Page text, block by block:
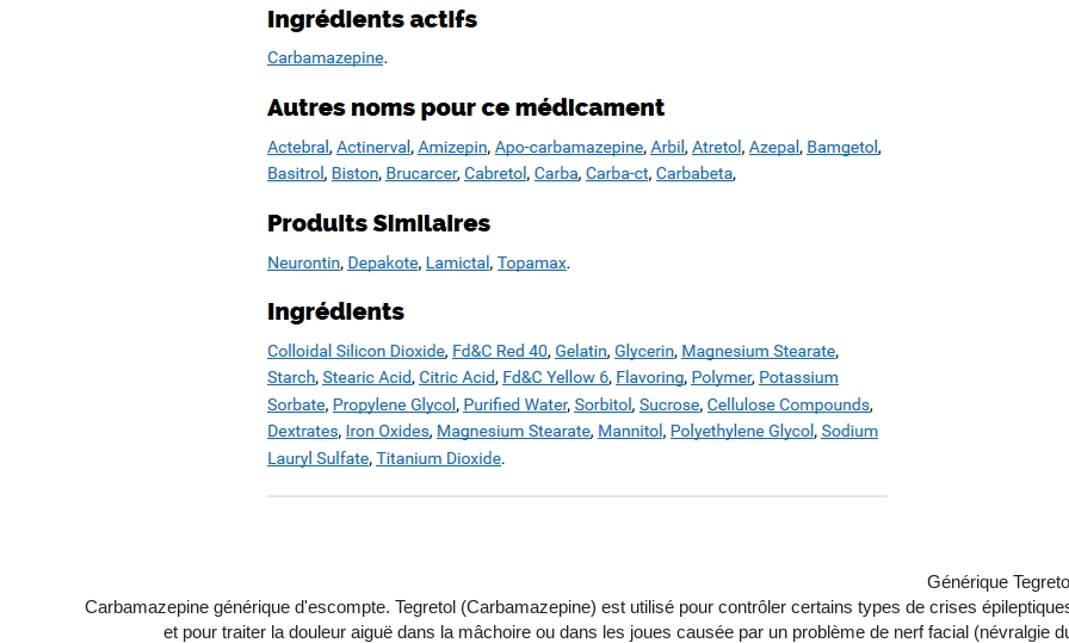
Générique
Carbamazepine générique d'escompte. Tegretol (Carbamazepine) est utilisé pour contrôler certains types de crises
et pour traiter la douleur aiguë dans la mâchoire ou dans les joues causée par un problème de nerf facial (névralgie